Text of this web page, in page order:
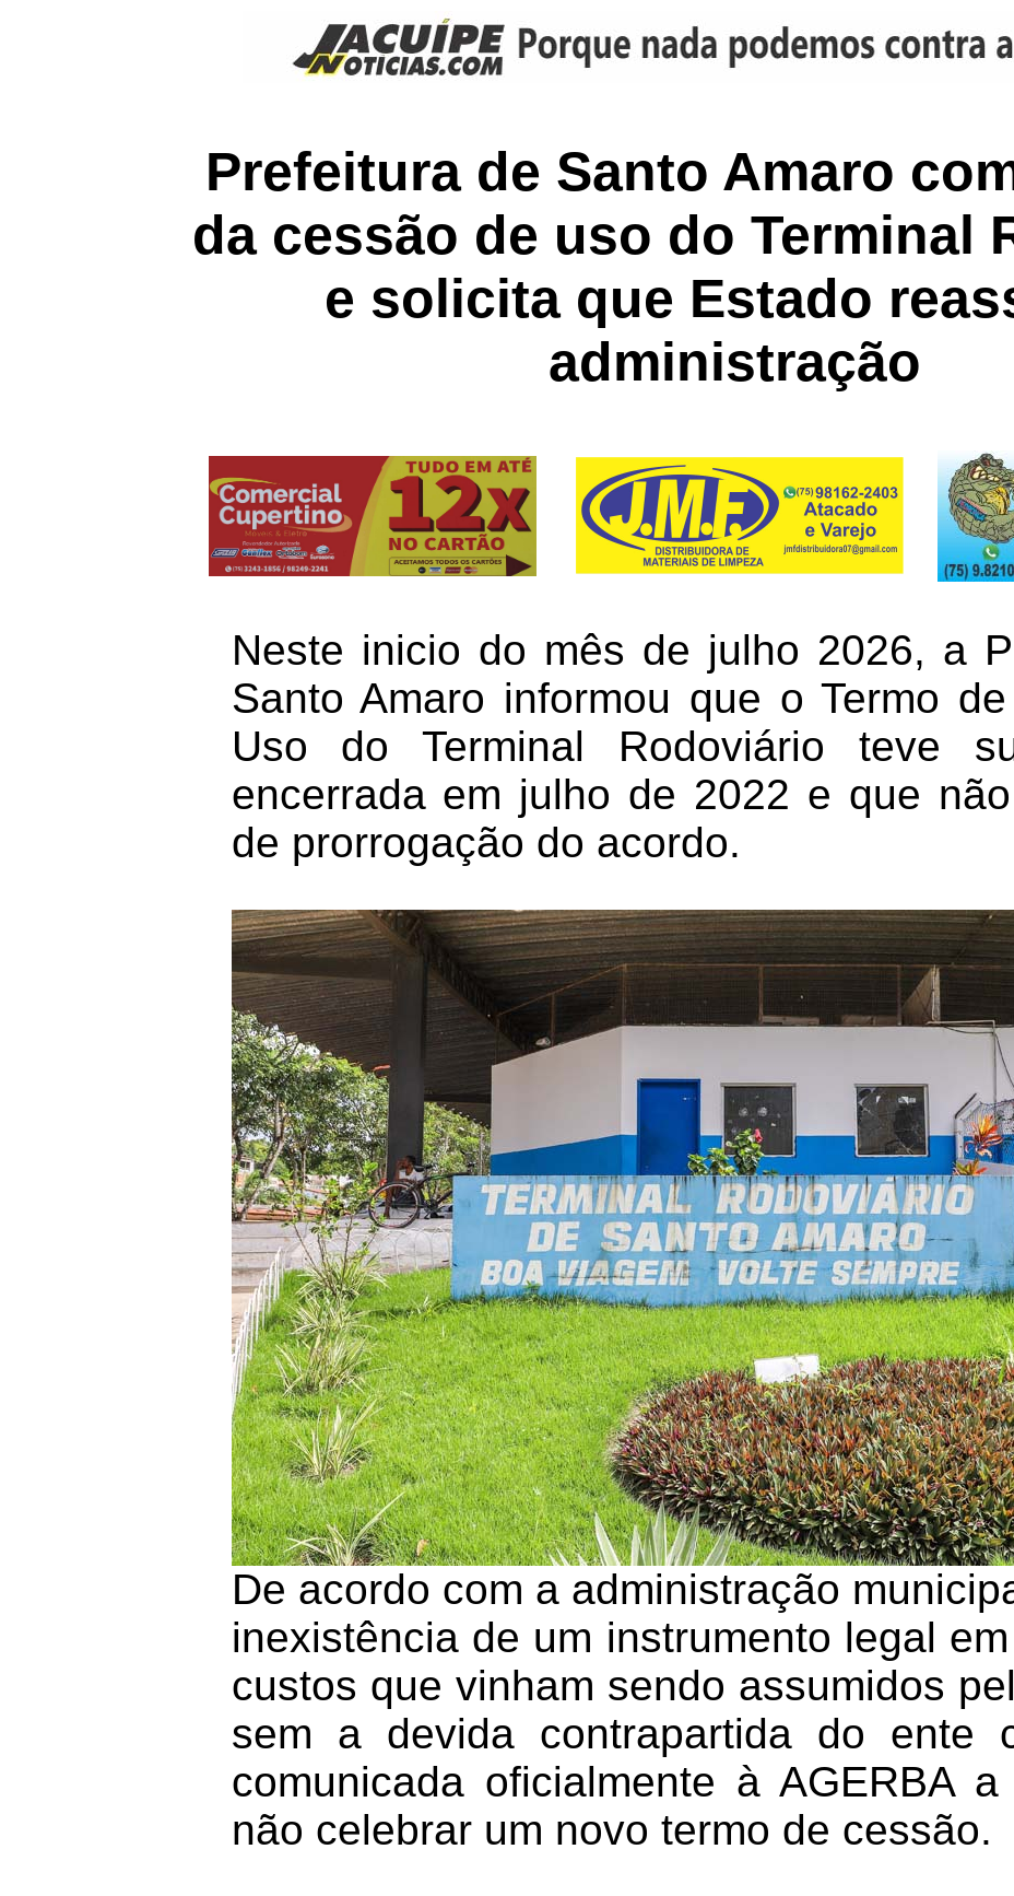
Prefeitura de Santo Amaro
da cessão de uso do Terminal
e solicita que Estado
administração
Neste inicio do mês de julho 2026, a
Santo Amaro informou que o Termo
Uso do Terminal Rodoviário teve
encerrada em julho de 2022 e que
de prorrogação do acordo.
De acordo com a administração
inexistência de um instrumento legal
custos que vinham sendo assumidos
sem a devida contrapartida do ente
comunicada oficialmente à AGERBA
não celebrar um novo termo de cessão.